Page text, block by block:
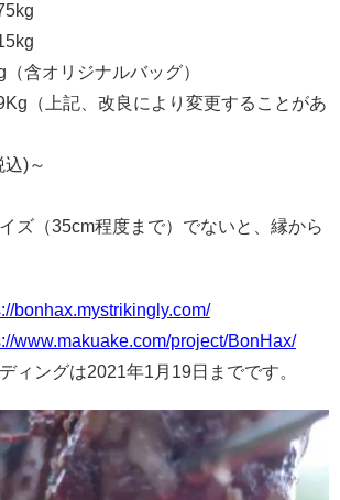
（含オリジナルバッグ）
（上記、改良により変更することがあ
込)～
ズ（35cm程度まで）でないと、縁から
bonhax.mystrikingly.com/
www.makuake.com/project/BonHax/
ィングは2021年1月19日までです。